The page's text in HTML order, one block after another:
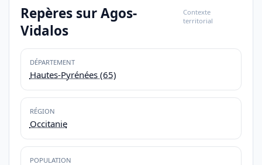
Repères sur Agos-
Vidalos
Contexte
territorial
DÉPARTEMENT
Hautes-Pyrénées (65)
RÉGION
Occitanie
POPULATION